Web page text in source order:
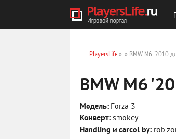
PlayersLife» » BMW M6 '2010
BMW M6
Модель: Forza 3
Конверт: smokey
Handling и carcol by: